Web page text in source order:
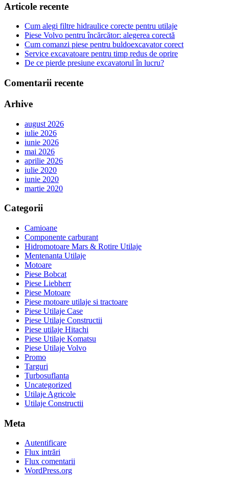
Articole recente
Cum alegi filtre hidraulice corecte pentru utilaje
Piese Volvo pentru încărcător: alegerea corectă
Cum comanzi piese pentru buldoexcavator corect
Service excavatoare pentru timp redus de oprire
De ce pierde presiune excavatorul în lucru?
Comentarii recente
Arhive
august 2026
iulie 2026
iunie 2026
mai 2026
aprilie 2026
iulie 2020
iunie 2020
martie 2020
Categorii
Camioane
Componente carburant
Hidromotoare Mars & Rotire Utilaje
Mentenanta Utilaje
Motoare
Piese Bobcat
Piese Liebherr
Piese Motoare
Piese motoare utilaje si tractoare
Piese Utilaje Case
Piese Utilaje Constructii
Piese utilaje Hitachi
Piese Utilaje Komatsu
Piese Utilaje Volvo
Promo
Targuri
Turbosuflanta
Uncategorized
Utilaje Agricole
Utilaje Constructii
Meta
Autentificare
Flux intrări
Flux comentarii
WordPress.org